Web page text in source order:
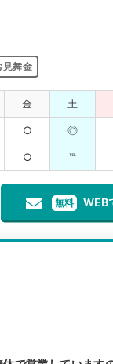
見舞金
金 土
○ ◎
○ ℡
無料 WEB